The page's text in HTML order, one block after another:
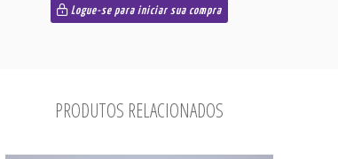
Logue-se para iniciar sua compra
PRODUTOS RELACIONADOS